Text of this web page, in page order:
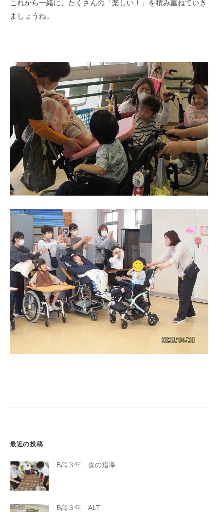
これから一緒に、たくさんの「楽しい！」を積み重ねていき
ましょうね。
最近の投稿
B高３年 食の指導
B高３年 ALT